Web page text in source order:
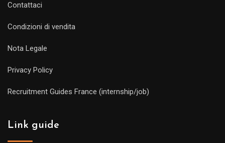
Contattaci
Condizioni di vendita
Nota Legale
Privacy Policy
Recruitment Guides France (internship/job)
Link guide